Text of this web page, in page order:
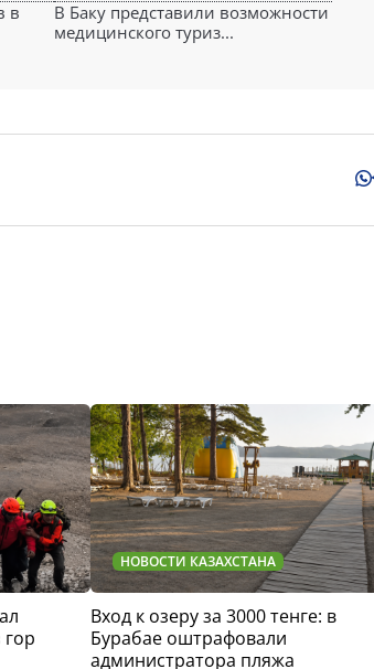
в
В Баку представили возможности
медицинского туриз...
гор
НОВОСТИ КАЗАХСТАНА
Вход к озеру за 3000 тенге: в
Бурабае оштрафовали
администратора пляжа